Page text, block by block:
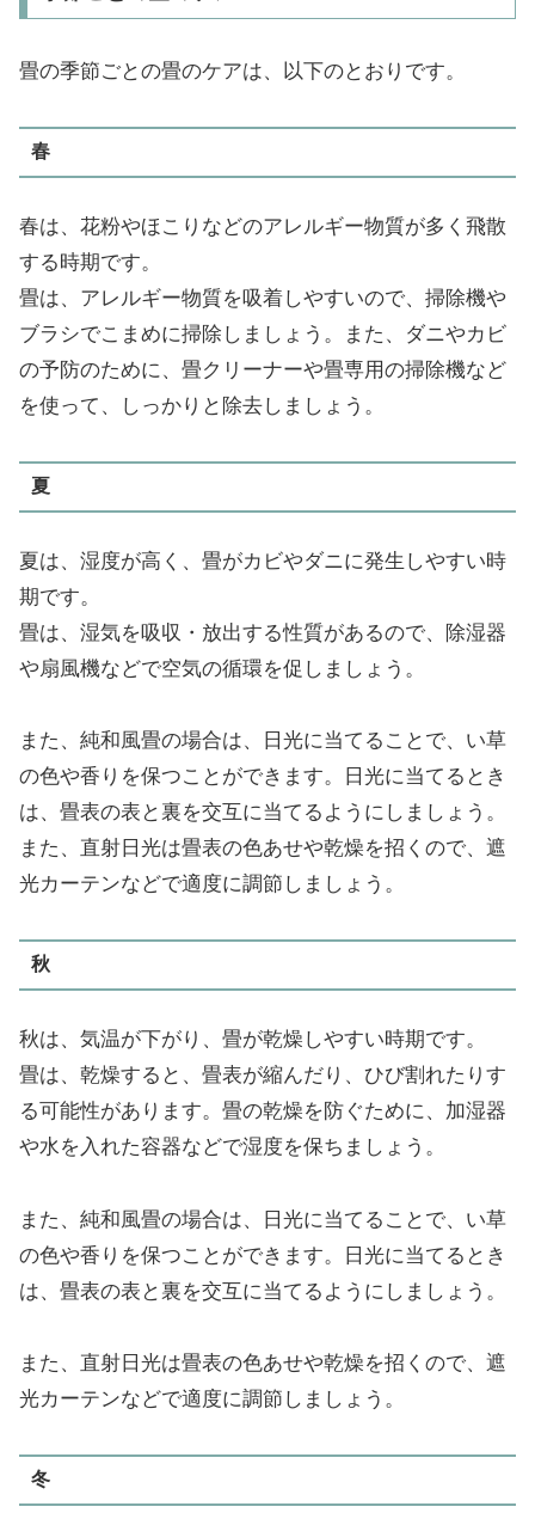
畳の季節ごとの畳のケアは、以下のとおりです。
春
春は、花粉やほこりなどのアレルギー物質が多く飛散
する時期です。
畳は、アレルギー物質を吸着しやすいので、掃除機や
ブラシでこまめに掃除しましょう。また、ダニやカビ
の予防のために、畳クリーナーや畳専用の掃除機など
を使って、しっかりと除去しましょう。
夏
夏は、湿度が高く、畳がカビやダニに発生しやすい時
期です。
畳は、湿気を吸収・放出する性質があるので、除湿器
や扇風機などで空気の循環を促しましょう。
また、純和風畳の場合は、日光に当てることで、い草
の色や香りを保つことができます。日光に当てるとき
は、畳表の表と裏を交互に当てるようにしましょう。
また、直射日光は畳表の色あせや乾燥を招くので、遮
光カーテンなどで適度に調節しましょう。
秋
秋は、気温が下がり、畳が乾燥しやすい時期です。
畳は、乾燥すると、畳表が縮んだり、ひび割れたりす
る可能性があります。畳の乾燥を防ぐために、加湿器
や水を入れた容器などで湿度を保ちましょう。
また、純和風畳の場合は、日光に当てることで、い草
の色や香りを保つことができます。日光に当てるとき
は、畳表の表と裏を交互に当てるようにしましょう。
また、直射日光は畳表の色あせや乾燥を招くので、遮
光カーテンなどで適度に調節しましょう。
冬